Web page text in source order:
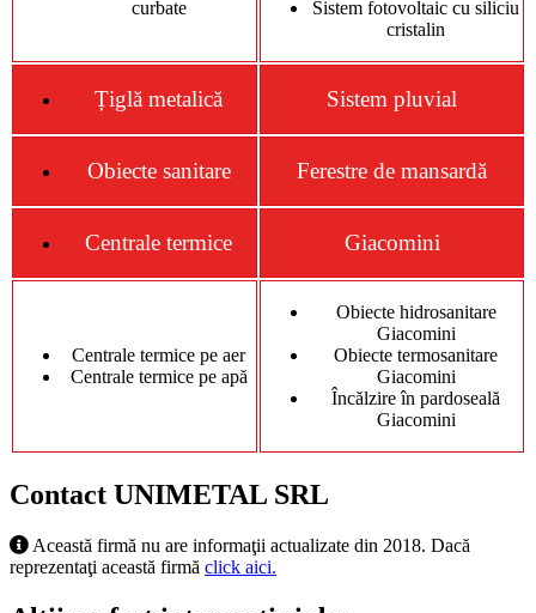
curbate
Sistem fotovoltaic cu siliciu
cristalin
Țiglă metalică Sistem pluvial
Obiecte sanitare Ferestre de mansardă
Centrale termice Giacomini
Centrale termice pe aer
Centrale termice pe apă
Obiecte hidrosanitare
Giacomini
Obiecte termosanitare
Giacomini
Încălzire în pardoseală
Giacomini
Contact UNIMETAL SRL
Această firmă nu are informaţii actualizate din 2018. Dacă
reprezentaţi această firmă click aici.